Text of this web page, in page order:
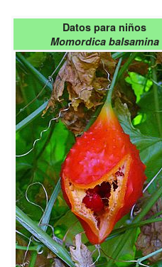
Datos para niños
Momordica balsamina